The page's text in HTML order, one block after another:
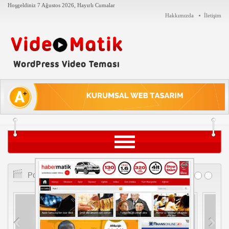
Hoşgeldiniz 7 Ağustos 2026, Hayırlı Cumalar
Hakkımızda
İletişim
Siyaset
Teknoloji
Tarih
Popüler Videolar